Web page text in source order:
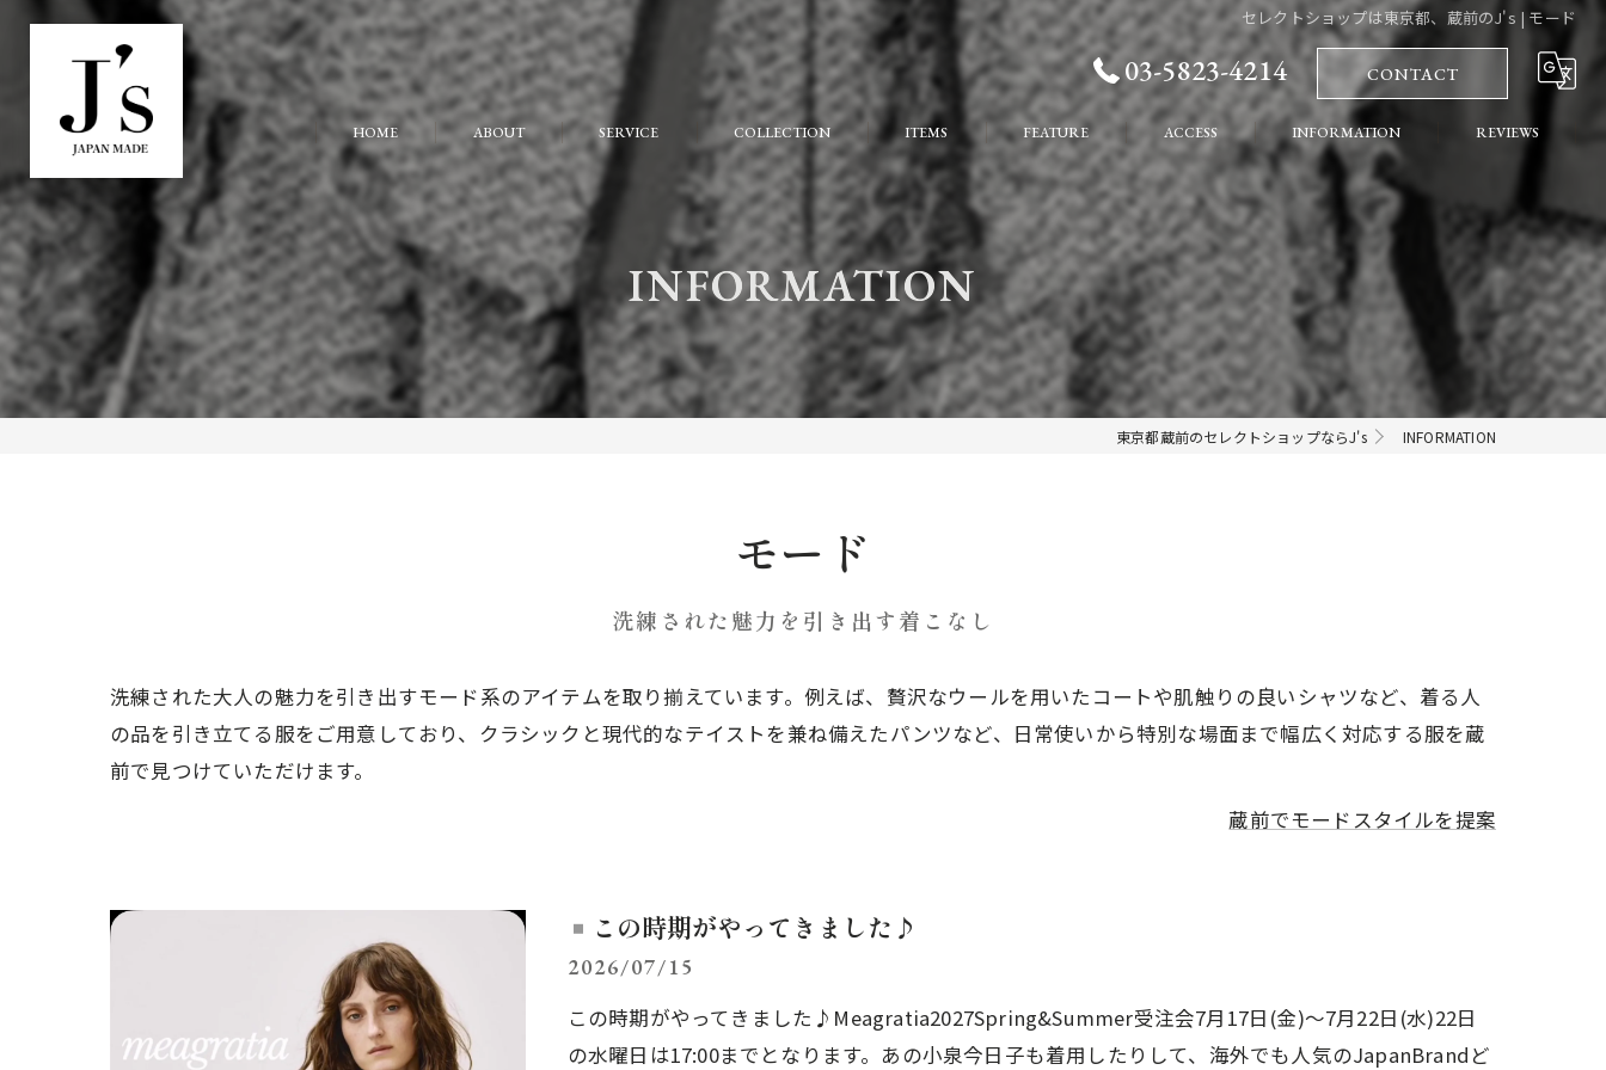
セレクトショップは東京都、蔵前のJ's | モード
03-5823-4214 CONTACT
HOME ABOUT SERVICE COLLECTION ITEMS
FAQ
FEATURE
おしゃれ
大人
個性的
モード
ACCESS INFORMATION REVIEWS
INFORMATION
東京都蔵前のセレクトショップならJ's INFORMATION
モード
洗練された魅力を引き出す着こなし
洗練された大人の魅力を引き出すモード系のアイテムを取り揃えています。例えば、贅沢なウールを用いたコートや肌触りの良いシャツなど、着る人
の品を引き立てる服をご用意しており、クラシックと現代的なテイストを兼ね備えたパンツなど、日常使いから特別な場面まで幅広く対応する服を蔵
前で見つけていただけます。
蔵前でモードスタイルを提案
この時期がやってきました♪
2026/07/15
この時期がやってきました♪Meagratia2027Spring&Summer受注会7月17日(金)〜7月22日(水)22日
の水曜日は17:00までとなります。あの小泉今日子も着用したりして、海外でも人気のJapanBrandど